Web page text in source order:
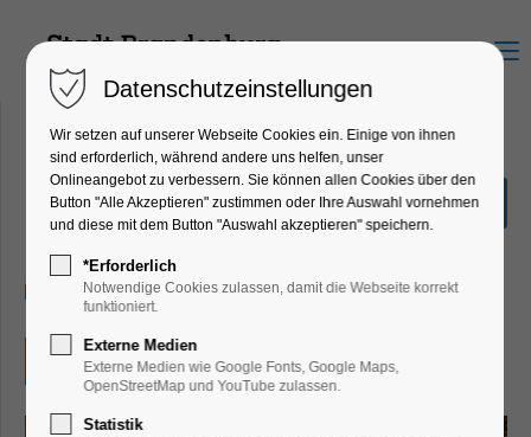
Menu
Mittagsklang im Dom
Konzert, Musik
14.07.2026, 13:30
Eintritt frei
Datenschutzeinstellungen
Wir setzen auf unserer Webseite Cookies ein. Einige von ihnen
sind erforderlich, während andere uns helfen, unser
Onlineangebot zu verbessern. Sie können allen Cookies über den
Button "Alle Akzeptieren" zustimmen oder Ihre Auswahl vornehmen
und diese mit dem Button "Auswahl akzeptieren" speichern.
*Erforderlich
Notwendige Cookies zulassen, damit die Webseite korrekt
funktioniert.
Externe Medien
Externe Medien wie Google Fonts, Google Maps,
OpenStreetMap und YouTube zulassen.
Statistik